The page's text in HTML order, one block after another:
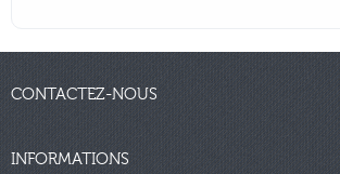
CONTACTEZ-NOUS
INFORMATIONS